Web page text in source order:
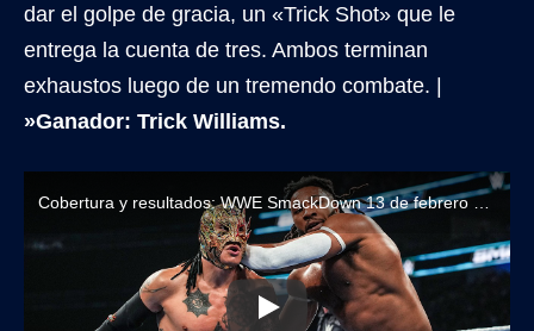
dar el golpe de gracia, un «Trick Shot» que le
entrega la cuenta de tres. Ambos terminan
exhaustos luego de un tremendo combate. |
»Ganador: Trick Williams.
Cobertura y resultados: WWE SmackDown 13 de febrero de 2026